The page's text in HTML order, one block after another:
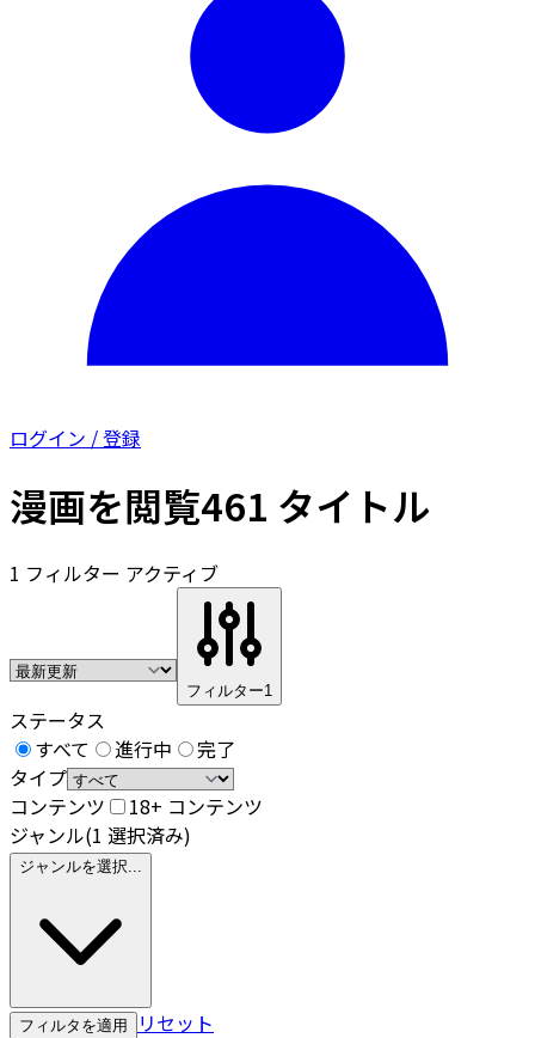
ログイン / 登録
漫画を閲覧461 タイトル
1 フィルター アクティブ
フィルター1
ステータス
すべて
進行中
完了
タイプ
コンテンツ
18+ コンテンツ
ジャンル(1 選択済み)
ジャンルを選択...
フィルタを適用 リセット